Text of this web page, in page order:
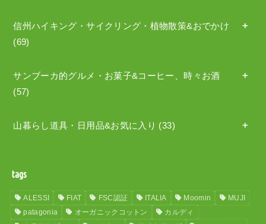
信州ハイキング・サイクリング・植物散策&おでかけ
(69)
サンブーカ的グルメ・お菓子&コーヒー、時々お酒
(57)
山暮らし道具・日用品&お気に入り (33)
tags
ALESSI FIAT FSC認証 ITALIA Moomin
MUJI
patagonia
オーガニックコットン
カルディ